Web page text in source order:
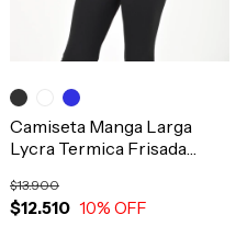
Camiseta Manga Larga
Lycra Termica Frisada
$12.510
$13.900
10% OFF